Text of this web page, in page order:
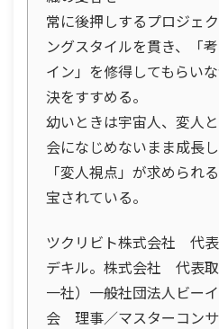
常に後押しするプロジェ
ングスタイルを貫き、「
イン」を修得してもらい
決をすすめる。
幼いときは宇宙人、変人
会になじめないまま成長
「変人視点」が求められ
宝されている。
ツクリビト株式会社 代
デキル。株式会社 代表
一社）一般社団法人ビー
会 理事／マスターコン